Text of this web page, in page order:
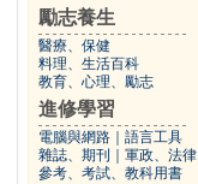
勵志養生
醫療、保健
料理、生活百科
教育、心理、勵志
進修學習
電腦與網路
語言工具
雜誌、期刊
軍政、法律
參考、考試、教科用書